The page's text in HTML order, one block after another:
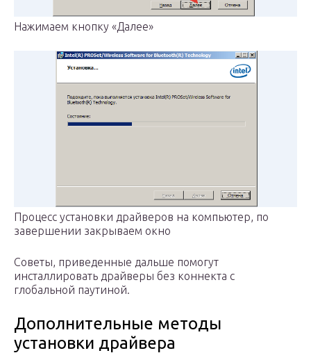
Нажимаем кнопку «Далее»
Процесс установки драйверов на компьютер, по
завершении закрываем окно
Советы, приведенные дальше помогут
инсталлировать драйверы без коннекта с
глобальной паутиной.
Дополнительные методы
установки драйвера